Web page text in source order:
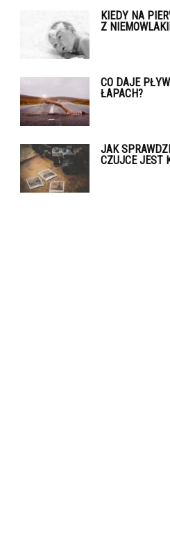
KIEDY NA
Z
CO DAJE
ŁAPACH?
JAK
CZUJCE JEST